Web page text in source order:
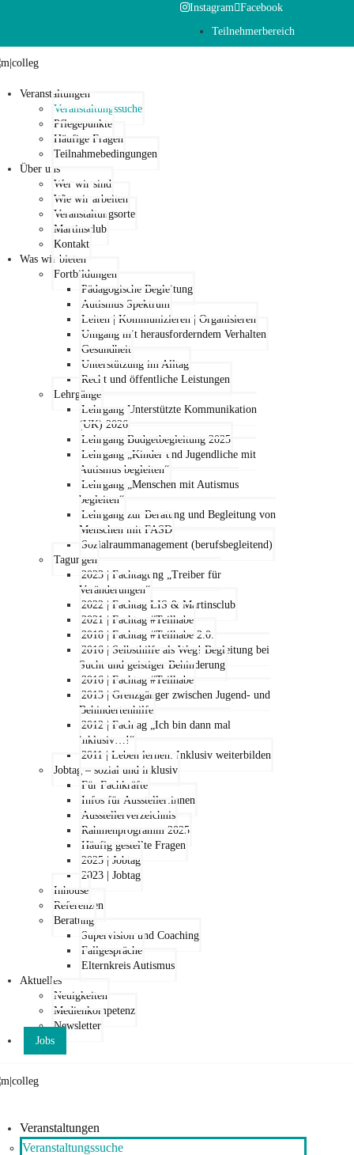
Instagram Facebook
Teilnehmerbereich
Veranstaltungen
Veranstaltungssuche
Pflegepunkte
Häufige Fragen
Teilnahmebedingungen
Über uns
Wer wir sind
Wie wir arbeiten
Veranstaltungsorte
Martinsclub
Kontakt
Was wir bieten
Fortbildungen
Pädagogische Begleitung
Autismus Spektrum
Leiten | Kommunizieren | Organisieren
Umgang mit herausforderndem Verhalten
Gesundheit
Unterstützung im Alltag
Recht und öffentliche Leistungen
Lehrgänge
Lehrgang Unterstützte Kommunikation
(UK) 2026
Lehrgang Budgetbegleitung 2025
Lehrgang „Kinder und Jugendliche mit
Autismus begleiten“
Lehrgang „Menschen mit Autismus
begleiten“
Lehrgang zur Beratung und Begleitung von
Menschen mit FASD
Sozialraummanagement (berufsbegleitend)
Tagungen
2023 | Fachtagung „Treiber für
Veränderungen“
2022 | Fachtag LIS & Martinsclub
2021 | Fachtag #Teilhabe
2018 | Fachtag #Teilhabe 2.0.
2016 | Selbsthilfe als Weg! Begleitung bei
Sucht und geistiger Behinderung
2016 | Fachtag #Teilhabe
2013 | Grenzgänger zwischen Jugend- und
Behindertenhilfe
2012 | Fachtag „Ich bin dann mal
inklusiv…!“
2011 | Leben lernen: Inklusiv weiterbilden
Jobtag – sozial und inklusiv
Für Fachkräfte
Infos für Aussteller:innen
Ausstellerverzeichnis
Rahmenprogramm 2025
Häufig gestellte Fragen
2025 | Jobtag
2023 | Jobtag
Inhouse
Referenzen
Beratung
Supervision und Coaching
Fallgespräche
Elternkreis Autismus
Aktuelles
Neuigkeiten
Medienkompetenz
Newsletter
Jobs
Veranstaltungen
Veranstaltungssuche